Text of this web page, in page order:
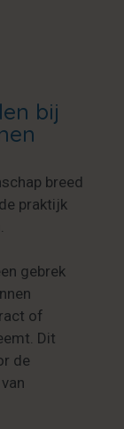
bij
breed
praktijk
gebrek
of
Dit
de